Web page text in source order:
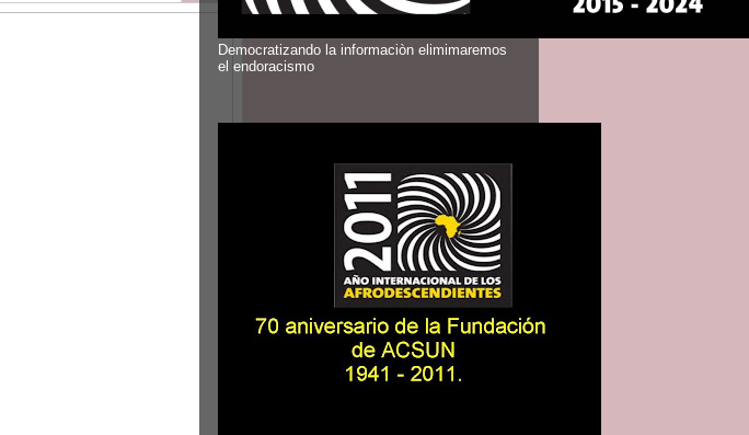
Democratizando la informaciòn elimimaremos
el endoracismo